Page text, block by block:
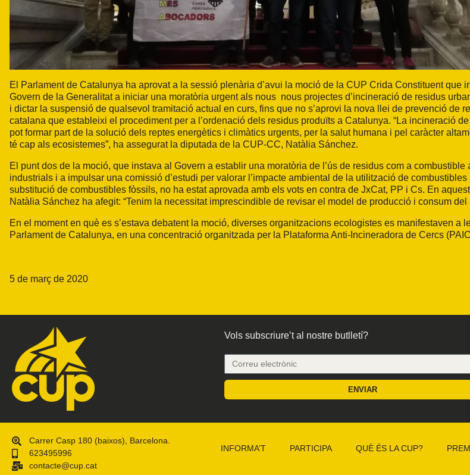
El Parlament de Catalunya ha aprovat a la sessió plenària d’avui la moció de la CUP Crida Constituent que
Govern de la Generalitat a iniciar una moratòria urgent als nous nous projectes d’incineració de residus
i dictar la suspensió de qualsevol tramitació actual en curs, fins que no s’aprovi la nova llei de prevenció de
catalana que estableixi el procediment per a l’ordenació dels residus produïts a Catalunya. “La incineració
pot formar part de la solució dels reptes energètics i climàtics urgents, per la salut humana i pel caràcter
té cap als ecosistemes”, ha assegurat la diputada de la CUP-CC, Natàlia Sánchez.
El punt dos de la moció, que instava al Govern a establir una moratòria de l’ús de residus com a combustible
industrials i a impulsar una comissió d’estudi per valorar l’impacte ambiental de la utilització de combustibles
substitució de combustibles fòssils, no ha estat aprovada amb els vots en contra de JxCat, PP i Cs. En
Natàlia Sánchez ha afegit: “Tenim la necessitat imprescindible de revisar el model de producció i consum del
En el moment en què es s’estava debatent la moció, diverses organitzacions ecologistes es manifestaven a
Parlament de Catalunya, en una concentració organitzada per la Plataforma Anti-Incineradora de Cercs
5 de març de 2020
Vols subscriure’t al nostre butlletí?
ENVIAR
Carrer Casp 180 (baixos), Barcelona.
623495996
contacte@cup.cat
INFORMA’T PARTICIPA QUÈ ÉS LA CUP?